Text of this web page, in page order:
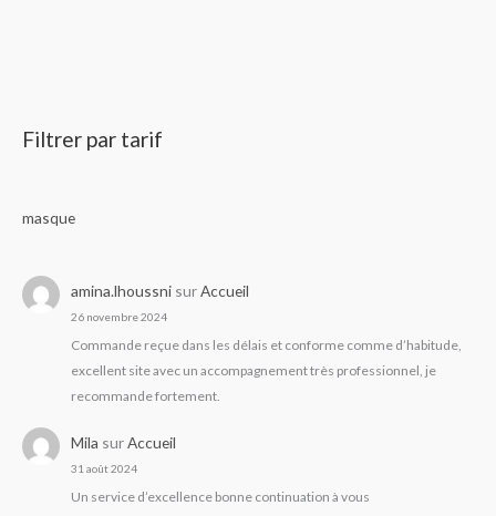
Filtrer par tarif
masque
amina.lhoussni surAccueil
26 novembre 2024
Commande reçue dans les délais et conforme comme d’habitude,
excellent site avec un accompagnement très professionnel, je
recommande fortement.
Mila surAccueil
31 août 2024
Un service d’excellence bonne continuation à vous